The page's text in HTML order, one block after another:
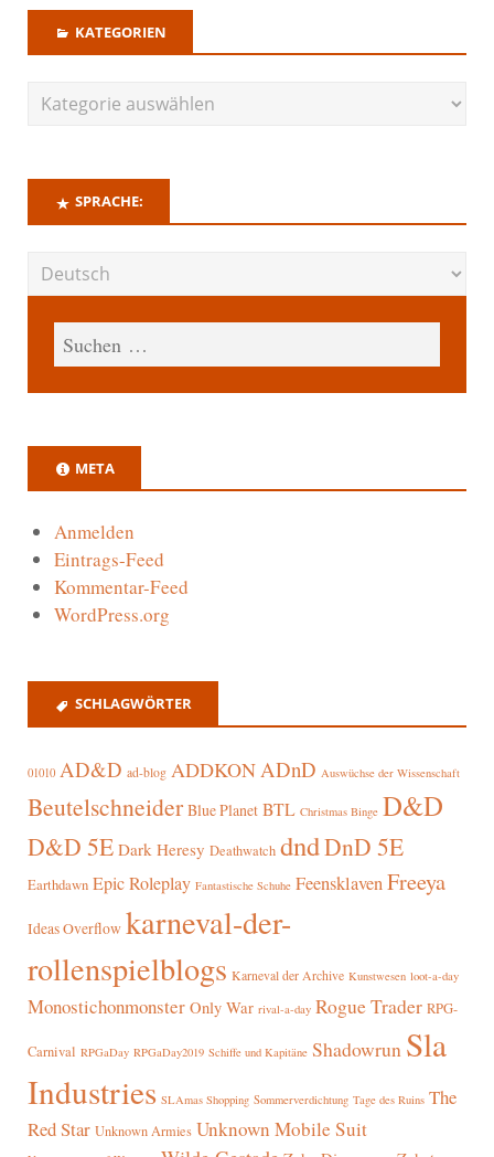
KATEGORIEN
SPRACHE:
META
Anmelden
Eintrags-Feed
Kommentar-Feed
WordPress.org
SCHLAGWÖRTER
01010 AD&D ad-blog ADDKON ADnD Auswüchse der Wissenschaft
Beutelschneider Blue Planet BTL Christmas Binge D&D
D&D 5E Dark Heresy Deathwatch dndDnD 5E
Earthdawn Epic Roleplay Fantastische Schuhe FeensklavenFreeya
Ideas Overflow karneval-der-
rollenspielblogs Karneval der Archive Kunstwesen loot-a-day
Monostichonmonster Only War rival-a-day Rogue Trader RPG-
Carnival RPGaDay RPGaDay2019 Schiffe und Kapitäne Shadowrun Sla
Industries SLAmas Shopping Sommerverdichtung Tage des Ruins The
Red Star Unknown Armies Unknown Mobile Suit